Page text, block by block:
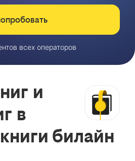
всех операторов
и
в
билайн